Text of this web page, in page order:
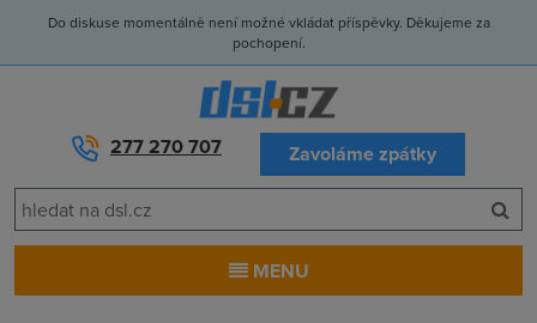
Do diskuse momentálně není možné vkládat příspěvky. Děkujeme za
pochopení.
277 270 707 Zavoláme zpátky
MENU